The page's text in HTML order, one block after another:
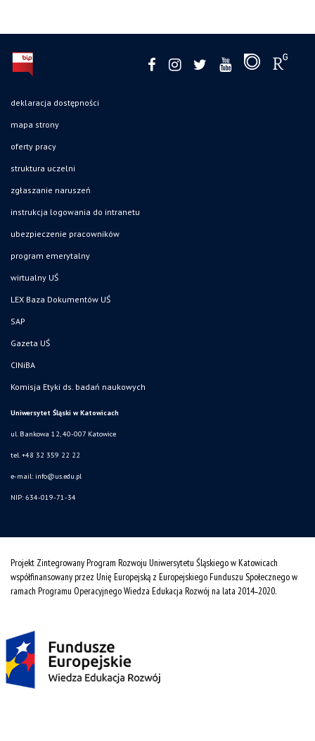
deklaracja dostępności
mapa strony
oferty pracy
struktura uczelni
zgłaszanie naruszeń
instrukcja logowania do intranetu
ubezpieczenie pracowników
program emerytalny
wirtualny UŚ
LEX Baza Dokumentów UŚ
SAP
Gazeta UŚ
CINiBA
Komisja Etyki ds. badań naukowych
Uniwersytet Śląski w Katowicach
ul. Bankowa 12, 40-007 Katowice
tel. +48 32 359 22 22
e-mail: info@us.edu.pl
NIP: 634-019-71-34
Projekt Zintegrowany Program Rozwoju Uniwersytetu Śląskiego w Katowicach
współfinansowany przez Unię Europejską z Europejskiego Funduszu Społecznego w
ramach Programu Operacyjnego Wiedza Edukacja Rozwój na lata 2014˗2020.